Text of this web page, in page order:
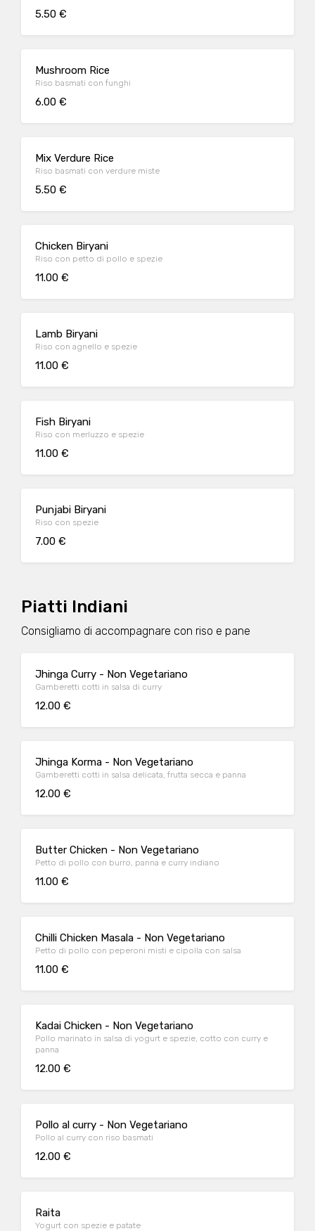
5.50 €
Mushroom Rice
Riso basmati con funghi
6.00 €
Mix Verdure Rice
Riso basmati con verdure miste
5.50 €
Chicken Biryani
Riso con petto di pollo e spezie
11.00 €
Lamb Biryani
Riso con agnello e spezie
11.00 €
Fish Biryani
Riso con merluzzo e spezie
11.00 €
Punjabi Biryani
Riso con spezie
7.00 €
Piatti Indiani
Consigliamo di accompagnare con riso e pane
Jhinga Curry - Non Vegetariano
Gamberetti cotti in salsa di curry
12.00 €
Jhinga Korma - Non Vegetariano
Gamberetti cotti in salsa delicata, frutta secca e panna
12.00 €
Butter Chicken - Non Vegetariano
Petto di pollo con burro, panna e curry indiano
11.00 €
Chilli Chicken Masala - Non Vegetariano
Petto di pollo con peperoni misti e cipolla con salsa
11.00 €
Kadai Chicken - Non Vegetariano
Pollo marinato in salsa di yogurt e spezie, cotto con curry e
panna
12.00 €
Pollo al curry - Non Vegetariano
Pollo al curry con riso basmati
12.00 €
Raita
Yogurt con spezie e patate